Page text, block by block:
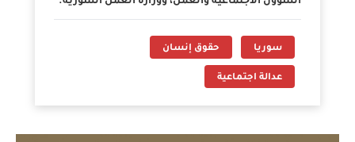
سوريا حقوق إنسان
عدالة اجتماعية